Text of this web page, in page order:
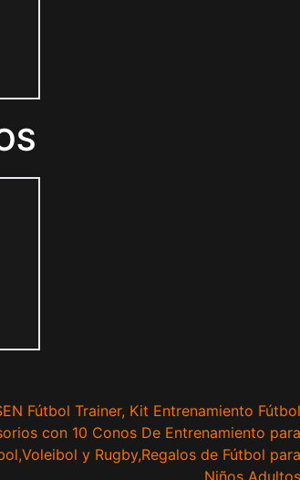
#
Fútbol Trainer, Kit Entrenamiento Fútbol
con 10 Conos De Entrenamiento para
y Rugby,Regalos de Fútbol para